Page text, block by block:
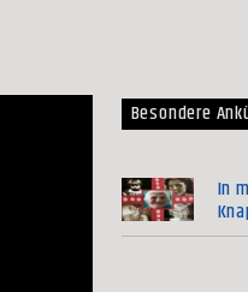
Besondere
In